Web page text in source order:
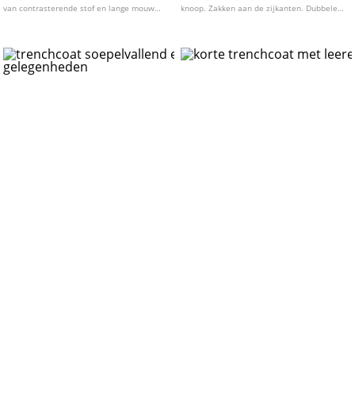
van contrasterende stof en lange mouw
dezelfde stof. Paspelzakken aan de
voorkant.
knoop. Zakken aan de zijkanten. Dubbele